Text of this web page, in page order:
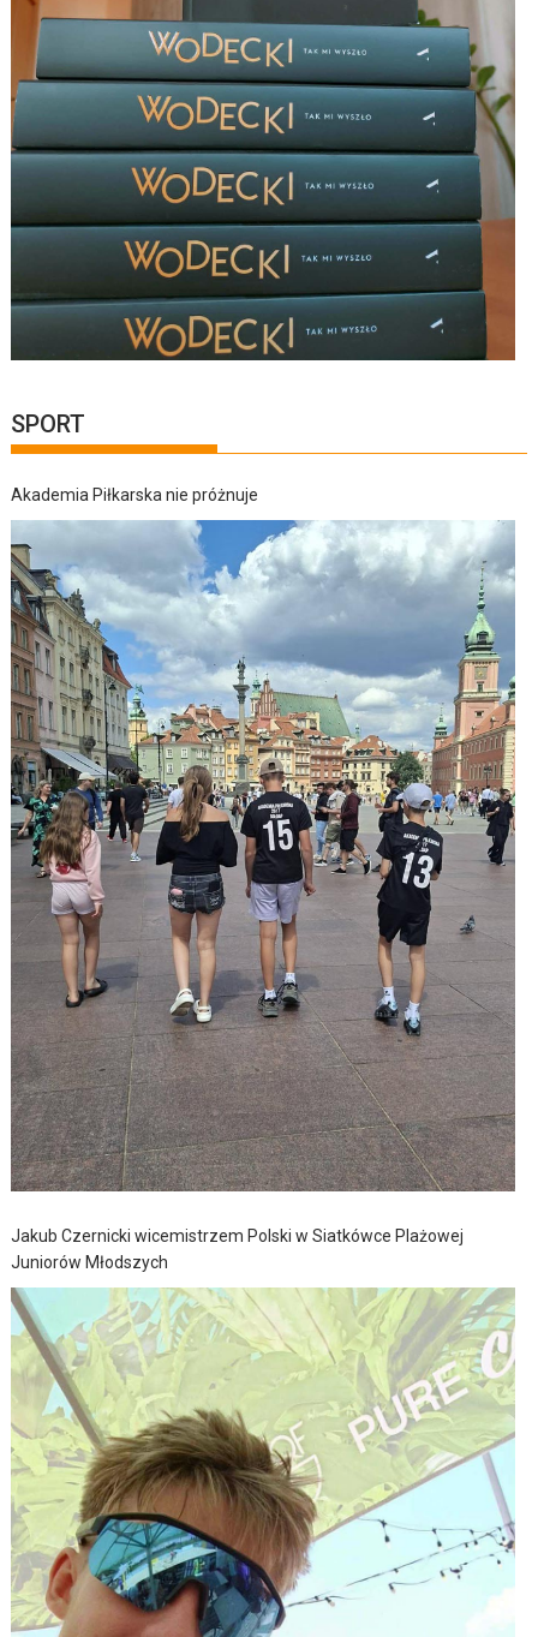
SPORT
Akademia Piłkarska nie próżnuje
Jakub Czernicki wicemistrzem Polski w Siatkówce Plażowej
Juniorów Młodszych